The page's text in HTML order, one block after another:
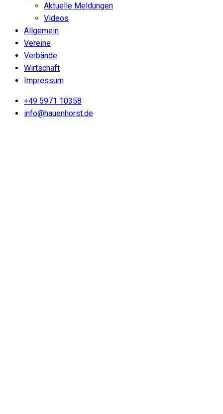
Aktuelle Meldungen
Videos
Allgemein
Vereine
Verbände
Wirtschaft
Impressum
+49 5971 10358
info@hauenhorst.de